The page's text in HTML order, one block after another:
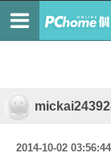
2014-10-02 03:56:44